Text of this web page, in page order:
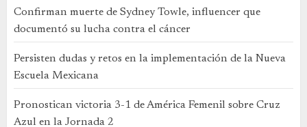
Confirman muerte de Sydney Towle, influencer que
documentó su lucha contra el cáncer
Persisten dudas y retos en la implementación de la Nueva
Escuela Mexicana
Pronostican victoria 3-1 de América Femenil sobre Cruz
Azul en la Jornada 2